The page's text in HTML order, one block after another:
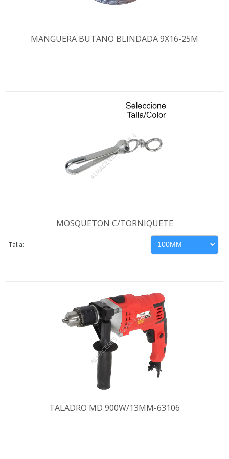
MANGUERA BUTANO BLINDADA 9X16-25M
MOSQUETON C/TORNIQUETE
Talla:
TALADRO MD 900W/13MM-63106